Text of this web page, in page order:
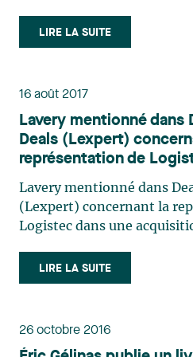
Pierre-Olivier Valiquette a
ce mandat.
au Colloque en droit des
Centre de conférence de
LIRE LA SUITE
16 août 2017
Lavery mentionné dans
Deals (Lexpert)
représentation de
Lavery mentionné dans
(Lexpert) concernant la
Logistec dans une
LIRE LA SUITE
26 octobre 2016